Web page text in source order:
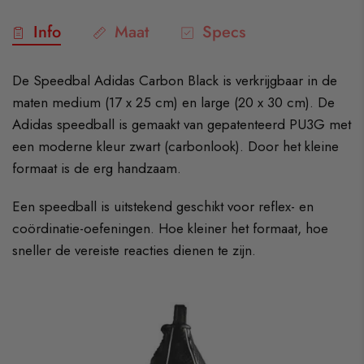
Info Maat Specs
De Speedbal Adidas Carbon Black is verkrijgbaar in de
maten medium (17 x 25 cm) en large (20 x 30 cm). De
Adidas speedball is gemaakt van gepatenteerd PU3G met
een moderne kleur zwart (carbonlook). Door het kleine
formaat is de erg handzaam.
Een speedball is uitstekend geschikt voor reflex- en
coördinatie-oefeningen. Hoe kleiner het formaat, hoe
sneller de vereiste reacties dienen te zijn.